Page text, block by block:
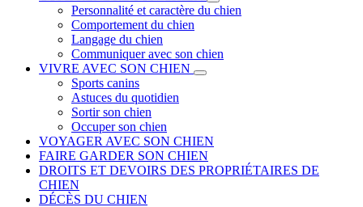
Personnalité et caractère du chien
Comportement du chien
Langage du chien
Communiquer avec son chien
VIVRE AVEC SON CHIEN
Sports canins
Astuces du quotidien
Sortir son chien
Occuper son chien
VOYAGER AVEC SON CHIEN
FAIRE GARDER SON CHIEN
DROITS ET DEVOIRS DES PROPRIÉTAIRES DE
CHIEN
DÉCÈS DU CHIEN